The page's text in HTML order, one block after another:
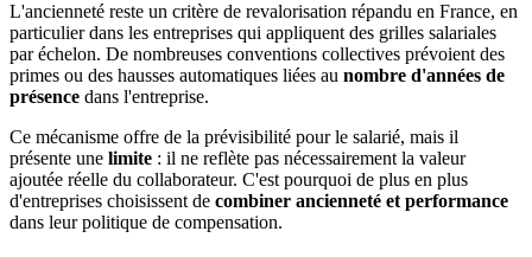
L'ancienneté reste un critère de revalorisation répandu en France, en
particulier dans les entreprises qui appliquent des grilles salariales
par échelon. De nombreuses conventions collectives prévoient des
primes ou des hausses automatiques liées au nombre d'années de
présence dans l'entreprise.
Ce mécanisme offre de la prévisibilité pour le salarié, mais il
présente une limite : il ne reflète pas nécessairement la valeur
ajoutée réelle du collaborateur. C'est pourquoi de plus en plus
d'entreprises choisissent de combiner ancienneté et performance
dans leur politique de compensation.